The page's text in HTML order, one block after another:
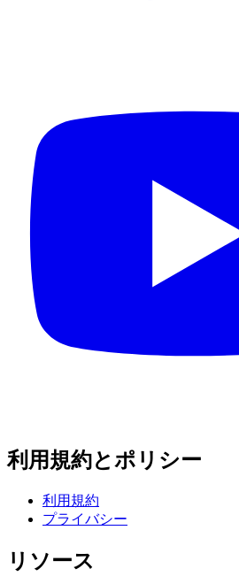
利用規約とポリシー
利用規約
プライバシー
リソース